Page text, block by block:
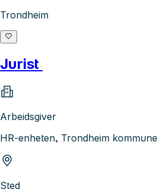
Trondheim
Jurist
Arbeidsgiver
HR-enheten, Trondheim kommune
Sted